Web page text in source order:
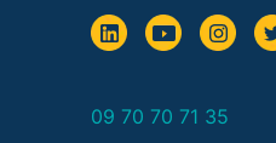
09 70 70 71 35